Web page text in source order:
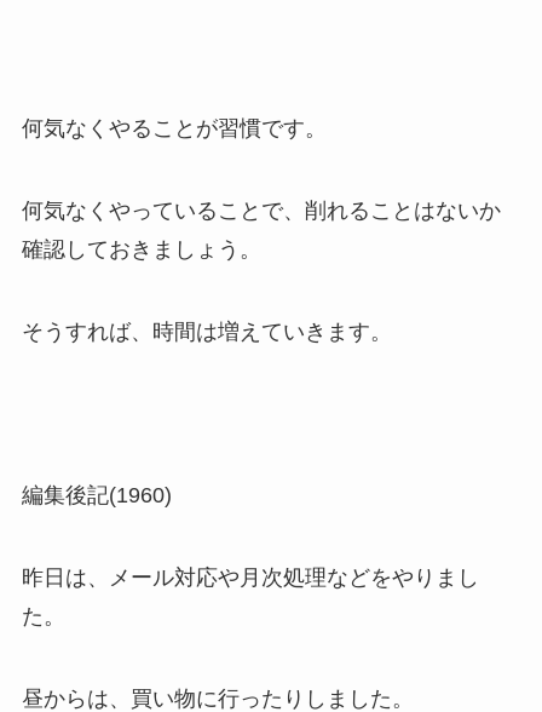
何気なくやることが習慣です。
何気なくやっていることで、削れることはないか
確認しておきましょう。
そうすれば、時間は増えていきます。
編集後記(1960)
昨日は、メール対応や月次処理などをやりまし
た。
昼からは、買い物に行ったりしました。